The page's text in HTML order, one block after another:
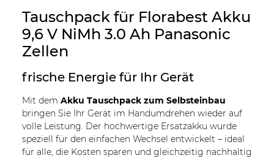
Tauschpack für Florabest Akku
9,6 V NiMh 3.0 Ah Panasonic
Zellen
frische Energie für Ihr Gerät
Mit dem Akku Tauschpack zum Selbsteinbau
bringen Sie Ihr Gerät im Handumdrehen wieder auf
volle Leistung. Der hochwertige Ersatzakku wurde
speziell für den einfachen Wechsel entwickelt – ideal
für alle, die Kosten sparen und gleichzeitig nachhaltig